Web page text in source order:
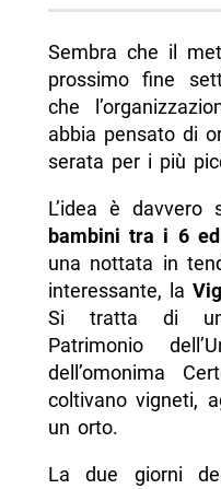
Sembra che il
prossimo fine
che
abbia pensato di
serata per i più
L’idea è davvero
bambini tra i 6
una nottata in
interessante, la
Si tratta di un
Patrimonio
dell’omonima
coltivano vigneti,
un orto.
La due giorni